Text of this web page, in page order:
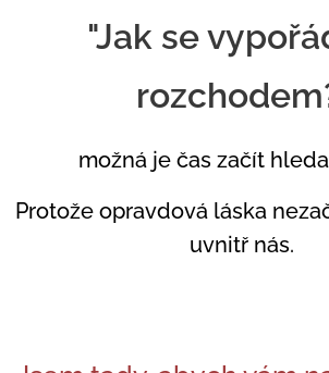
"Jak se
možná je čas začít
Protože opravdová láska
uvnitř nás.